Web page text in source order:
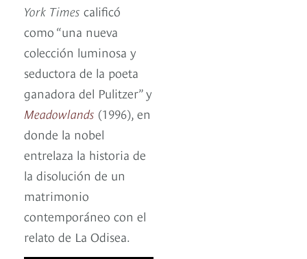
York Times calificó
como “una nueva
colección luminosa y
seductora de la poeta
ganadora del Pulitzer” y
Meadowlands (1996), en
donde la nobel
entrelaza la historia de
la disolución de un
matrimonio
contemporáneo con el
relato de La Odisea.